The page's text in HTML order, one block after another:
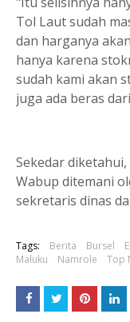
Tol Laut sudah
dan harganya
hanya karena
sudah kami akan
juga ada beras
Sekedar
Wabup ditemani
sekretaris dinas
Tags: Berita Bursel
Maluku
Namrole Top